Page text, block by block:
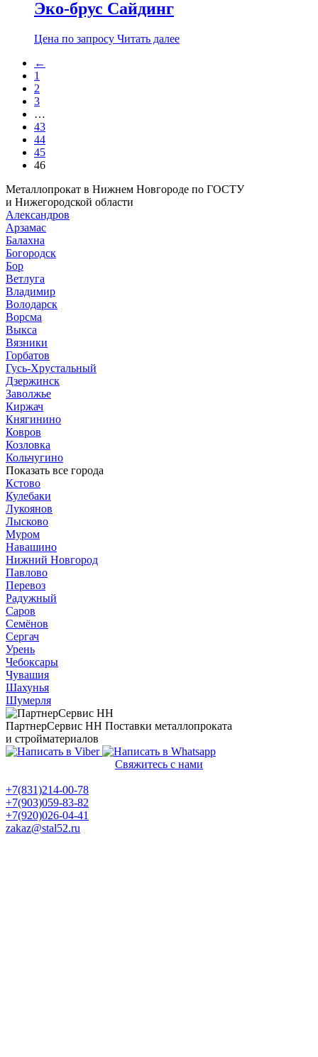
Эко-брус Сайдинг
Цена по запросу Читать далее
←
1
2
3
…
43
44
45
46
Металлопрокат в Нижнем Новгороде по ГОСТУ
и Нижегородской области
Александров
Арзамас
Балахна
Богородск
Бор
Ветлуга
Владимир
Володарск
Ворсма
Выкса
Вязники
Горбатов
Гусь-Хрустальный
Дзержинск
Заволжье
Киржач
Княгинино
Ковров
Козловка
Кольчугино
Показать все города
Кстово
Кулебаки
Лукоянов
Лысково
Муром
Навашино
Нижний Новгород
Павлово
Перевоз
Радужный
Саров
Семёнов
Сергач
Урень
Чебоксары
Чувашия
Шахунья
Шумерля
ПартнерСервис НН Поставки металлопроката
и стройматериалов
Свяжитесь с нами
+7(831)214-00-78
+7(903)059-83-82
+7(920)026-04-41
zakaz@stal52.ru